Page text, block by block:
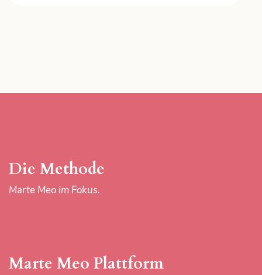
Die Methode
Marte Meo im Fokus.
Marte Meo Plattform